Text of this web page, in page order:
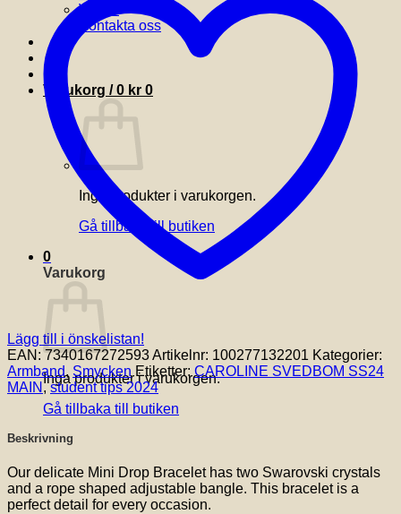
Villkor
Kontakta oss
Varukorg /0 kr 0
Inga produkter i varukorgen.
Gå tillbaka till butiken
0
Varukorg
Inga produkter i varukorgen.
Gå tillbaka till butiken
GOLD
FLAMINGO
IGNITE
mängd
Lägg till i önskelistan!
EAN:7340167272593Artikelnr: 100277132201 Kategorier:
Armband, Smycken Etiketter: CAROLINE SVEDBOM SS24
MAIN ,student tips 2024
Beskrivning
Our delicate Mini Drop Bracelet has two Swarovski crystals
and a rope shaped adjustable bangle. This bracelet is a
perfect detail for every occasion.